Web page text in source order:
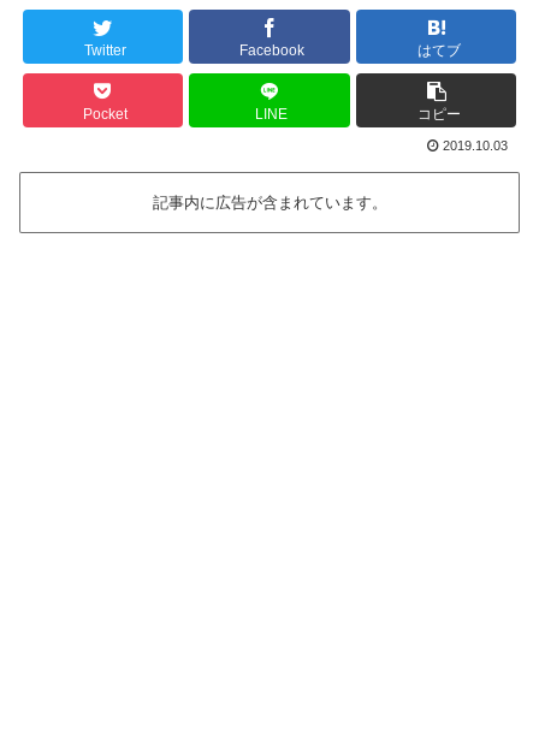
Twitter Facebook はてブ
Pocket LINE コピー
2019.10.03
記事内に広告が含まれています。